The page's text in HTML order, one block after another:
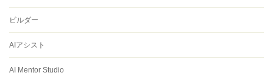
ビルダー
AIアシスト
AI Mentor Studio